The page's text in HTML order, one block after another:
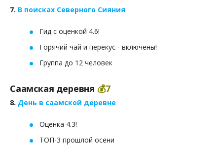
7. В поисках Северного Сияния
Гид с оценкой 4.6!
Горячий чай и перекус - включены!
Группа до 12 человек
Саамская деревня 💰7
8. День в саамской деревне
Оценка 4.3!
ТОП-3 прошлой осени